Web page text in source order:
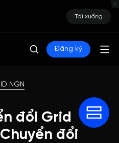
Tải xuống
Đăng ký
NGN
đổi Grid
đổi